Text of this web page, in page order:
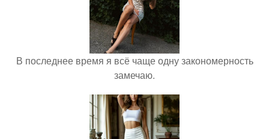
В последнее время я всё чаще одну закономерность
замечаю.